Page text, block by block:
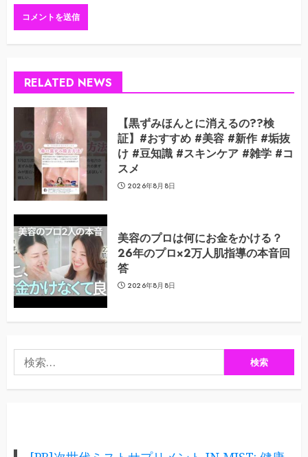
RELATED NEWS
【黒ずみほんとに消えるの??検
証】#おすすめ #美容 #新作 #垢抜
け #豆知識 #スキンケア #雑学 #コ
スメ
2026年8月8日
美容のプロは何にお金をかける？
26年のプロ×2万人肌指導の本音回
答
2026年8月8日
索: